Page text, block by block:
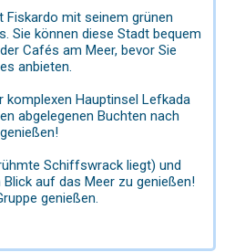
Fiskardo mit seinem grünen
Sie können diese Stadt bequem
Cafés am Meer, bevor Sie
anbieten.
komplexen Hauptinsel Lefkada
abgelegenen Buchten nach
Schiffswrack liegt) und
auf das Meer zu genießen!
genießen.